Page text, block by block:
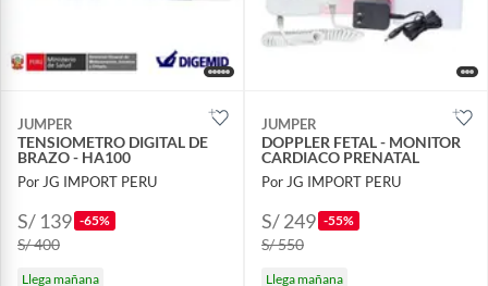
JUMPER
TENSIOMETRO DIGITAL DE
BRAZO - HA100
Por JG IMPORT PERU
S/ 139 -65%
S/ 400
Llega mañana
JUMPER
DOPPLER FETAL - MONITOR
CARDIACO PRENATAL
Por JG IMPORT PERU
S/ 249 -55%
S/ 550
Llega mañana